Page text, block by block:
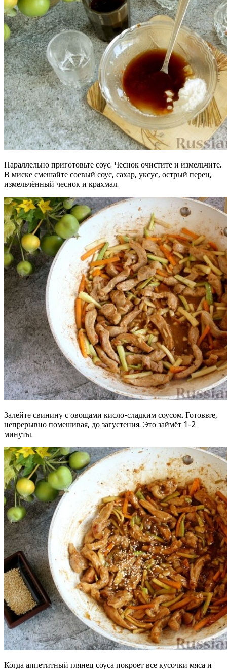
Параллельно приготовьте соус. Чеснок очистите и измельчите.
В миске смешайте соевый соус, сахар, уксус, острый перец,
измельчённый чеснок и крахмал.
Залейте свинину с овощами кисло-сладким соусом. Готовьте,
непрерывно помешивая, до загустения. Это займёт 1-2
минуты.
Когда аппетитный глянец соуса покроет все кусочки мяса и